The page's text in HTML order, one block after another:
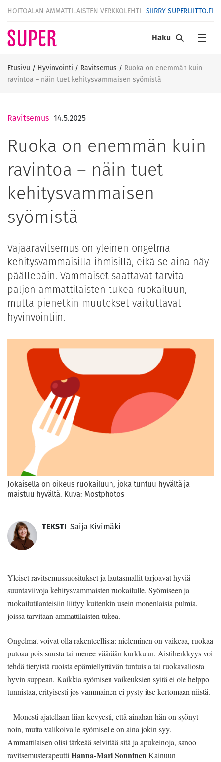
HOITOALAN AMMATTILAISTEN VERKKOLEHTI SIIRRY SUPERLIITTO.FI
Haku
Etusivu / Hyvinvointi / Ravitsemus / Ruoka on enemmän kuin
ravintoa – näin tuet kehitysvammaisen syömistä
Ravitsemus 14.5.2025
Ruoka on enemmän kuin
ravintoa – näin tuet
kehitysvammaisen
syömistä
Vajaaravitsemus on yleinen ongelma
kehitysvammaisilla ihmisillä, eikä se aina näy
päällepäin. Vammaiset saattavat tarvita
paljon ammattilaisten tukea ruokailuun,
mutta pienetkin muutokset vaikuttavat
hyvinvointiin.
Jokaisella on oikeus ruokailuun, joka tuntuu hyvältä ja
maistuu hyvältä. Kuva: Mostphotos
TEKSTI Saija Kivimäki
Yleiset ravitsemussuositukset ja lautasmallit tarjoavat hyviä
suuntaviivoja kehitysvammaisten ruokailulle. Syömiseen ja
ruokailutilanteisiin liittyy kuitenkin usein monenlaisia pulmia,
joissa tarvitaan ammattilaisten tukea.
Ongelmat voivat olla rakenteellisia: nieleminen on vaikeaa, ruokaa
putoaa pois suusta tai menee väärään kurkkuun. Aistiherkkyys voi
tehdä tietyistä ruoista epämiellyttävän tuntuisia tai ruokavaliosta
hyvin suppean. Kaikkia syömisen vaikeuksien syitä ei ole helppo
tunnistaa, erityisesti jos vammainen ei pysty itse kertomaan niistä.
– Monesti ajatellaan liian kevyesti, että ainahan hän on syönyt
noin, mutta valikoivalle syömiselle on aina jokin syy.
Ammattilaisen olisi tärkeää selvittää sitä ja apukeinoja, sanoo
ravitsemusterapeuttiHanna-Mari SonninenKainuun